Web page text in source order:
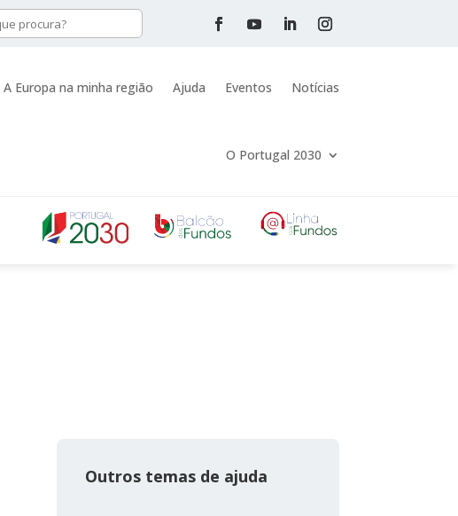
A Europa na minha região Ajuda Eventos Notícias
O Portugal 2030
Outros temas de ajuda